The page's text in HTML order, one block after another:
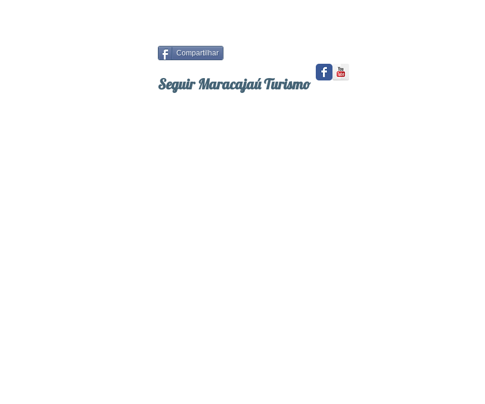
Compartilhar
Seguir Maracajaú Turismo